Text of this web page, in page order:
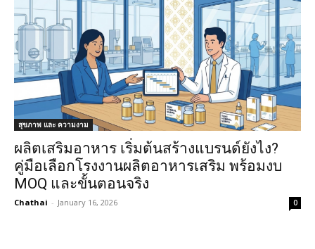
สุขภาพ และ ความงาม
ผลิตเสริมอาหาร เริ่มต้นสร้างแบรนด์ยังไง?
คู่มือเลือกโรงงานผลิตอาหารเสริม พร้อมงบ
MOQ และขั้นตอนจริง
Chathai - January 16, 2026 0